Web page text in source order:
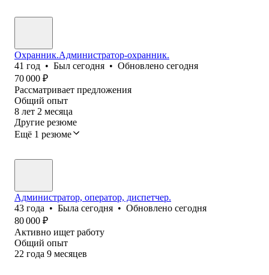
Охранник.Администратор-охранник.
41 год • Был сегодня • Обновлено сегодня
70 000 ₽
Рассматривает предложения
Общий опыт
8 лет 2 месяца
Другие резюме
Ещё 1 резюме
Администратор, оператор, диспетчер.
43 года • Была сегодня • Обновлено сегодня
80 000 ₽
Активно ищет работу
Общий опыт
22 года 9 месяцев